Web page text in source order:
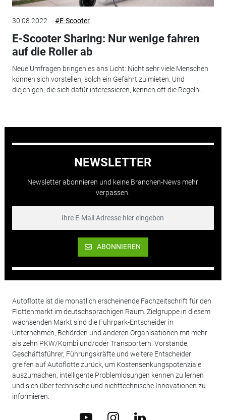
30.08.2022 #E-Scooter
E-Scooter Sharing: Nur wenige fahren
auf die Roller ab
Neue Umfragen bringen es ans Licht: Nicht sehr viele Menschen
können sich vorstellen, solch ein Gefährt zu mieten. Und
diejenigen, die sich dafür interessieren, kennen oft die Regeln...
NEWSLETTER
Newsletter abonnieren und keine Branchen-News mehr
verpassen.
ABONNIEREN
Autoflotte ist die monatlich erscheinende Fachzeitschrift für den
Flottenmarkt im deutschsprachigen Raum. Zielgruppe in diesem
wachsenden Markt sind die Fuhrpark-Entscheider in
Unternehmen, Behörden und anderen Organisationen mit mehr
als zehn PKW/Kombi und/oder Transportern. Vorstände,
Geschäftsführer, Führungskräfte und weitere Entscheider
greifen auf Autoflotte zurück, um Kostensenkungspotenziale
auszumachen, intelligente Problemlösungen kennen zu lernen
und sich über technische und nichttechnische Innovationen zu
informieren.